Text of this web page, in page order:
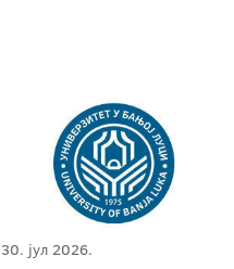
30. јул 2026.